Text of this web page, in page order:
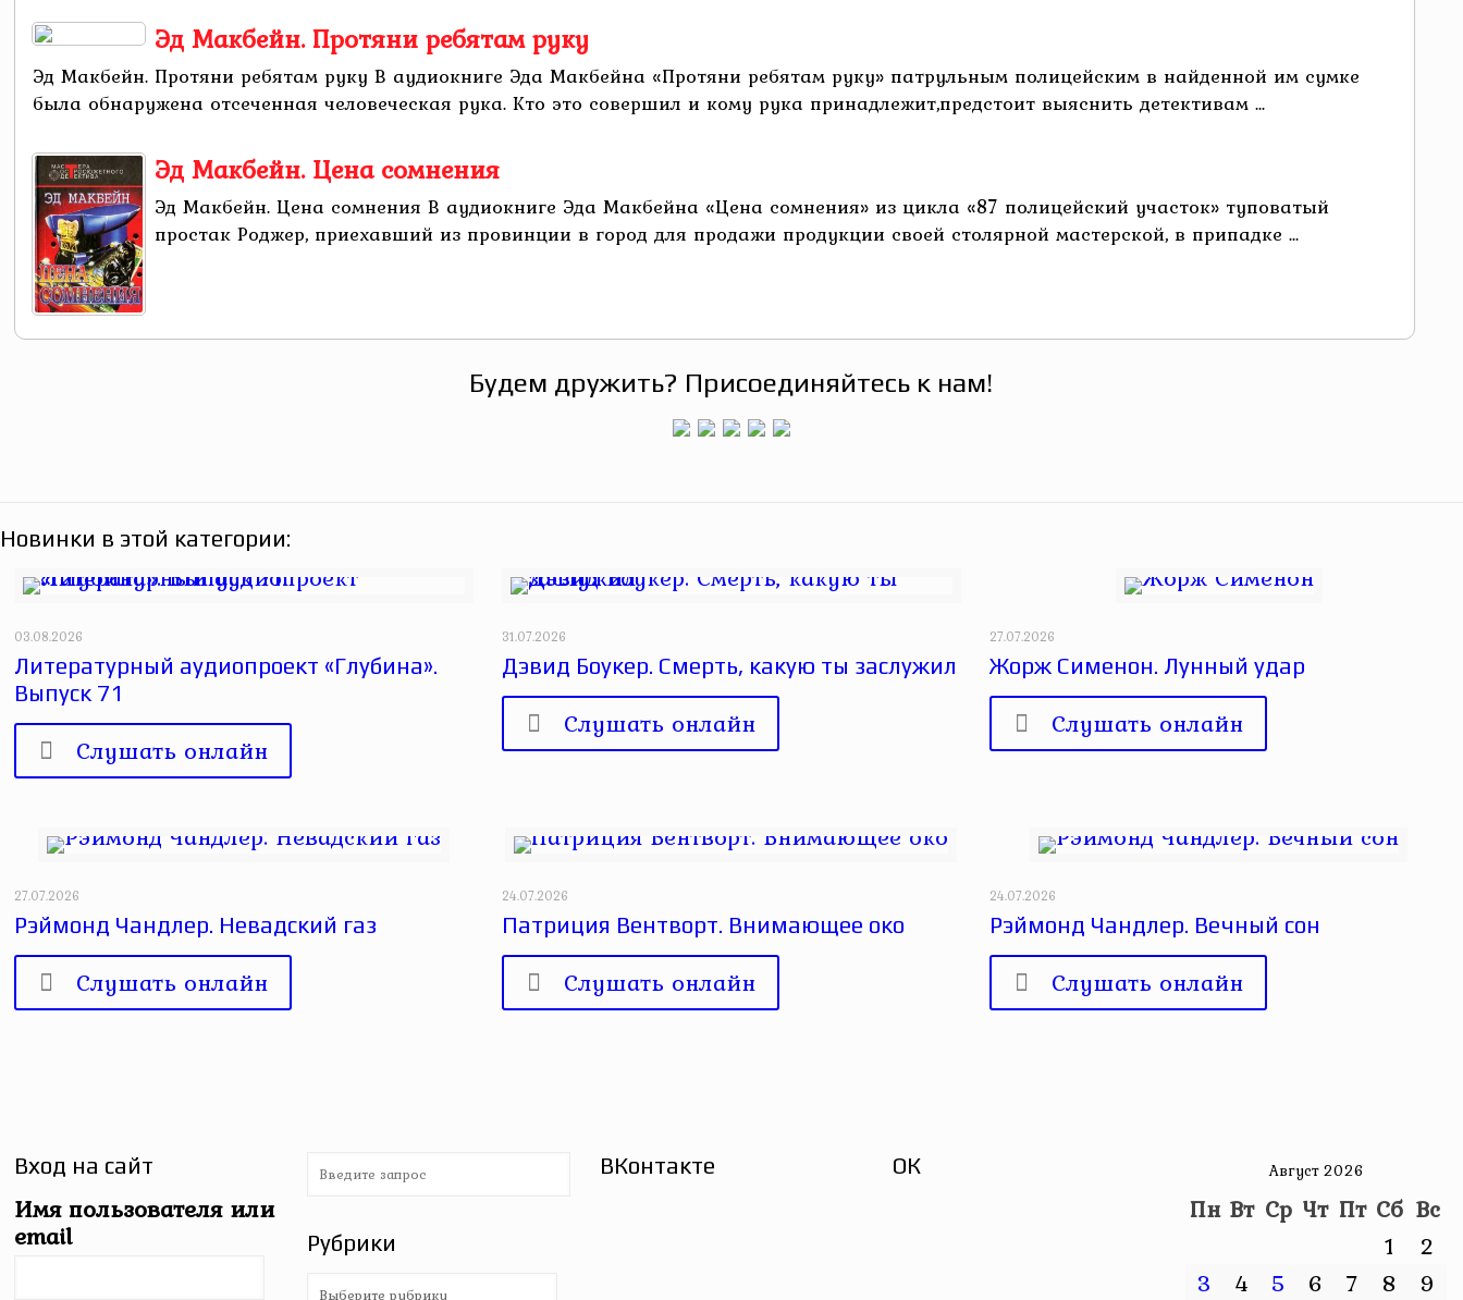
Эд Макбейн. Протяни ребятам руку
Эд Макбейн. Протяни ребятам руку В аудиокниге Эда Макбейна «Протяни ребятам руку» патрульным полицейским в найденной им сумке
была обнаружена отсеченная человеческая рука. Кто это совершил и кому рука принадлежит,предстоит выяснить детективам ...
Эд Макбейн. Цена сомнения
Эд Макбейн. Цена сомнения В аудиокниге Эда Макбейна «Цена сомнения» из цикла «87 полицейский участок» туповатый
простак Роджер, приехавший из провинции в город для продажи продукции своей столярной мастерской, в припадке ...
Будем дружить? Присоединяйтесь к нам!
Новинки в этой категории:
03.08.2026
Литературный аудиопроект «Глубина».
Выпуск 71
Слушать онлайн
31.07.2026
Дэвид Боукер. Смерть, какую ты заслужил
Слушать онлайн
27.07.2026
Жорж Сименон. Лунный удар
Слушать онлайн
27.07.2026
Рэймонд Чандлер. Невадский газ
Слушать онлайн
24.07.2026
Патриция Вентворт. Внимающее око
Слушать онлайн
24.07.2026
Рэймонд Чандлер. Вечный сон
Слушать онлайн
Вход на сайт
Имя пользователя или
email Рубрики
Рубрики
ВКонтакте ОК Август 2026
Пн Вт Ср Чт Пт Сб Вс
1
2
3
4 5 6 7 8 9